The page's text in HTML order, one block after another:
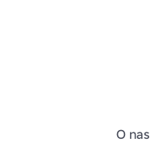
O nas